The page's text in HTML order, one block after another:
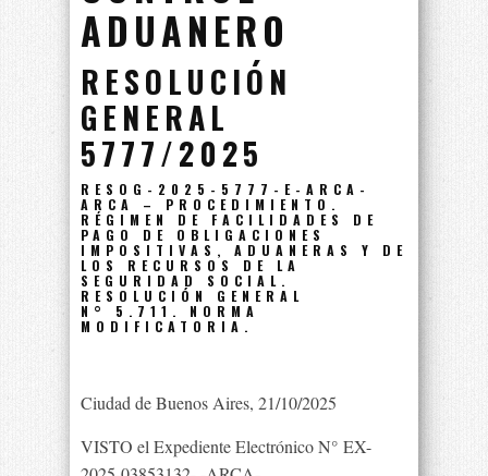
ADUANERO
RESOLUCIÓN
GENERAL
5777/2025
RESOG-2025-5777-E-ARCA-
ARCA – PROCEDIMIENTO.
RÉGIMEN DE FACILIDADES DE
PAGO DE OBLIGACIONES
IMPOSITIVAS, ADUANERAS Y DE
LOS RECURSOS DE LA
SEGURIDAD SOCIAL.
RESOLUCIÓN GENERAL
N° 5.711. NORMA
MODIFICATORIA.
Ciudad de Buenos Aires, 21/10/2025
VISTO el Expediente Electrónico N° EX-